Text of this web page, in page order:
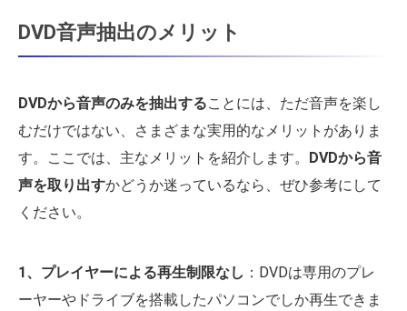
DVD音声抽出のメリット
DVDから音声のみを抽出することには、ただ音声を楽し
むだけではない、さまざまな実用的なメリットがありま
す。ここでは、主なメリットを紹介します。 DVDから音
声を取り出すかどうか迷っているなら、ぜひ参考にして
ください。
1、プレイヤーによる再生制限なし ：DVDは専用のプレ
ーヤーやドライブを搭載したパソコンでしか再生できま